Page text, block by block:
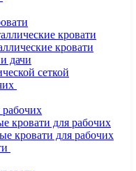
кровати
кровати
дачи
сеткой
кровати для рабочих
кровати для рабочих